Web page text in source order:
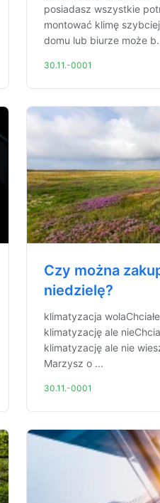
posiadasz wszystkie
montować klimę
domu lub biurze może
30.11.-0001
Czy można
niedzielę?
klimatyzacja
klimatyzację ale
klimatyzację ale nie
Marzysz o ...
30.11.-0001